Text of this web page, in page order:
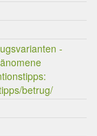
-
betrug/